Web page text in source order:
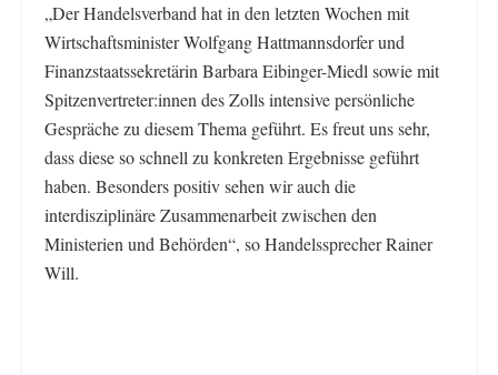
„Der Handelsverband hat in den letzten Wochen mit
Wirtschaftsminister Wolfgang Hattmannsdorfer und
Finanzstaatssekretärin Barbara Eibinger-Miedl sowie mit
Spitzenvertreter:innen des Zolls intensive persönliche
Gespräche zu diesem Thema geführt. Es freut uns sehr,
dass diese so schnell zu konkreten Ergebnisse geführt
haben. Besonders positiv sehen wir auch die
interdisziplinäre Zusammenarbeit zwischen den
Ministerien und Behörden“, so Handelssprecher Rainer
Will.